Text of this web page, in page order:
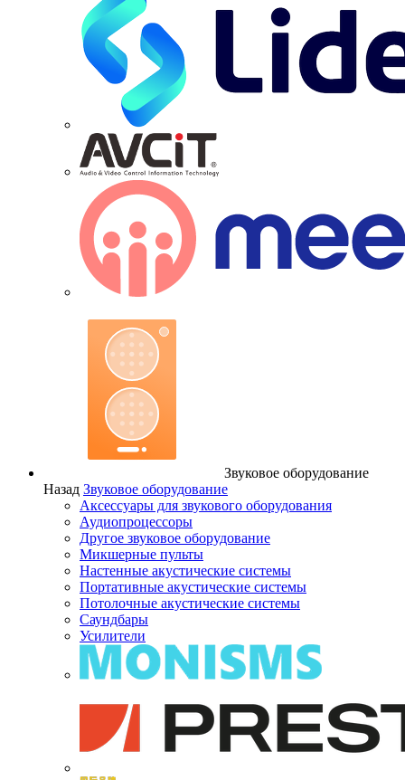
Звуковое оборудование
Назад Звуковое оборудование
Аксессуары для звукового оборудования
Аудиопроцессоры
Другое звуковое оборудование
Микшерные пульты
Настенные акустические системы
Портативные акустические системы
Потолочные акустические системы
Саундбары
Усилители